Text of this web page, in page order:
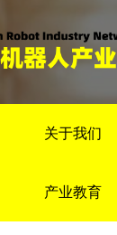
关于我们
产业教育